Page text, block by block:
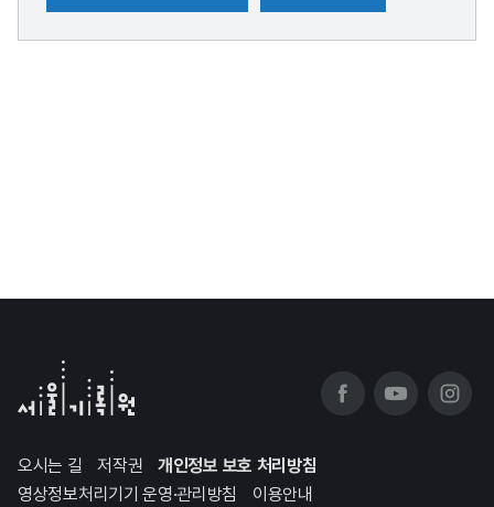
오시는 길 저작권
개인정보 보호 처리방침
영상정보처리기기 운영·관리방침
이용안내